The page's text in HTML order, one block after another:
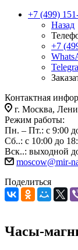
+7 (499)
Назад
+7
Контактная
г. Москва,
Режим работы:
Пн. – Пт.: с 9:00
Сб..: с 10:00 до
Вск..: выходной
moscow@mir-
Поделиться
Часы-